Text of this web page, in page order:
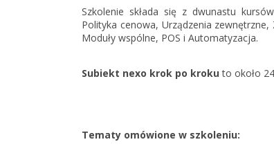
Szkolenie składa się z dwunastu
Polityka cenowa, Urządzenia
Moduły wspólne, POS i Automatyzacja.
Subiekt nexo krok po kroku to około
Tematy omówione w szkoleniu: